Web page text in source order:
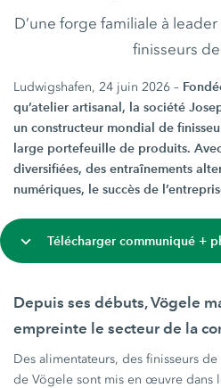
D’une forge familiale à
finisseurs
Ludwigshafen, 24 juin 2026 –
qu’atelier artisanal, la société
un constructeur mondial de
large portefeuille de produits.
diversifiées, des entraînements
numériques, le succès de
Télécharger communiqué +
Depuis ses débuts, Vögele
empreinte le secteur de la
Des alimentateurs, des finisseurs
de Vögele sont mis en œuvre dans